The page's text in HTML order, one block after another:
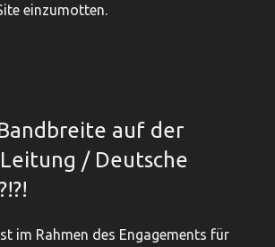
einzumotten.
auf der
/ Deutsche
im Rahmen des Engagements für